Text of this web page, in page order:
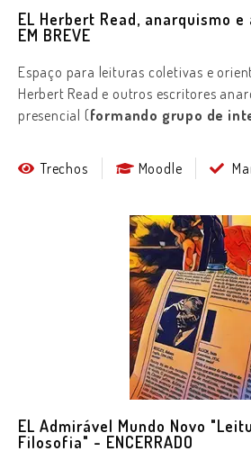
EL Herbert Read, anarquismo
EM BREVE
Espaço para leituras coletivas e
Herbert Read e outros escritores
presencial (formando grupo de
Trechos Moodle
EL Admirável Mundo Novo
Filosofia" - ENCERRADO